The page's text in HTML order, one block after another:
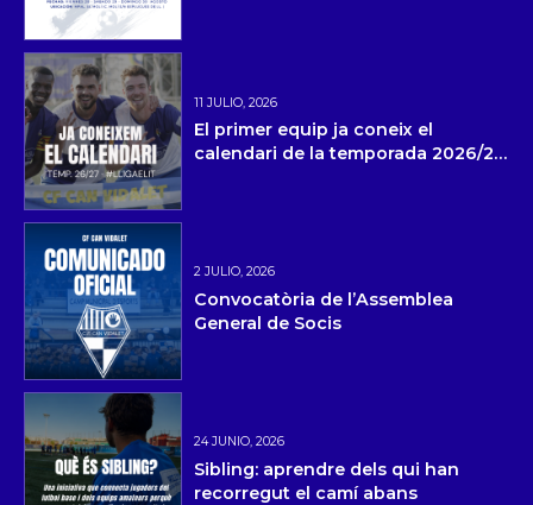
11 JULIO, 2026
El primer equip ja coneix el
calendari de la temporada 2026/27
2 JULIO, 2026
Convocatòria de l’Assemblea
General de Socis
24 JUNIO, 2026
Sibling: aprendre dels qui han
recorregut el camí abans